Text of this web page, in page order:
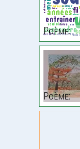
Poème:
Poème: